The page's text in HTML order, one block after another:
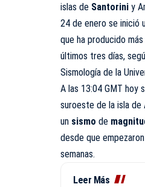
islas de Santorini y
24 de enero se inició
que ha producido
últimos tres días,
Sismología de la
A las 13:04 GMT hoy
suroeste de la isla de
un sismo de
desde que
semanas.
Leer Más